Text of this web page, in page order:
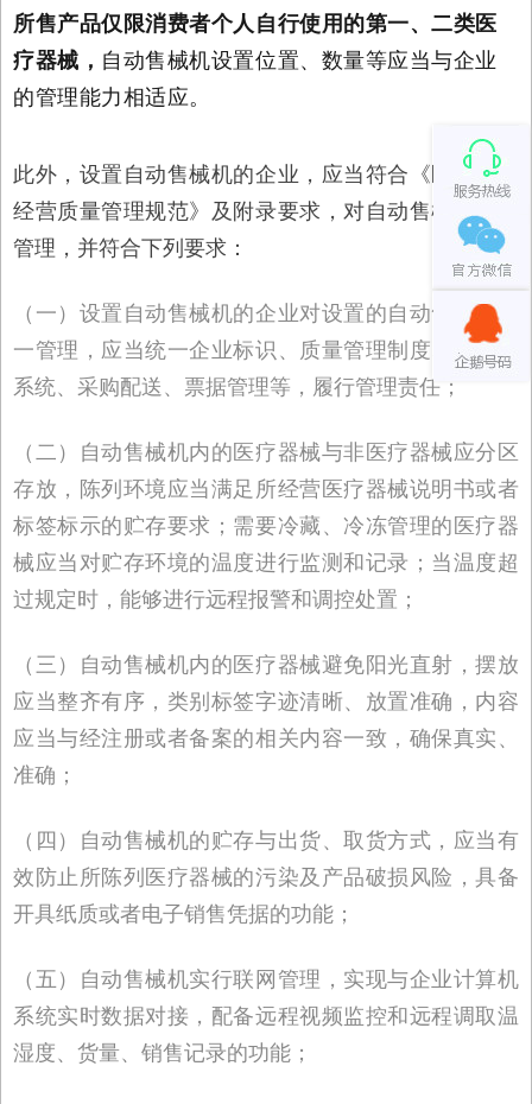
所售产品仅限消费者个人自行使用的第一、二类医
疗器械， 自动售械机设置位置、数量等应当与企业
的管理能力相适应。
此外，设置自动售械机的企业，应当符合《医疗器械
经营质量管理规范》及附录要求，对自动售械机统一
管理，并符合下列要求：
（一）设置自动售械机的企业对设置的自动售械机统
一管理，应当统一企业标识、质量管理制度、计算机
系统、采购配送、票据管理等，履行管理责任；
（二）自动售械机内的医疗器械与非医疗器械应分区
存放，陈列环境应当满足所经营医疗器械说明书或者
标签标示的贮存要求；需要冷藏、冷冻管理的医疗器
械应当对贮存环境的温度进行监测和记录；当温度超
过规定时，能够进行远程报警和调控处置；
（三）自动售械机内的医疗器械避免阳光直射，摆放
应当整齐有序，类别标签字迹清晰、放置准确，内容
应当与经注册或者备案的相关内容一致，确保真实、
准确；
（四）自动售械机的贮存与出货、取货方式，应当有
效防止所陈列医疗器械的污染及产品破损风险，具备
开具纸质或者电子销售凭据的功能；
（五）自动售械机实行联网管理，实现与企业计算机
系统实时数据对接，配备远程视频监控和远程调取温
湿度、货量、销售记录的功能；